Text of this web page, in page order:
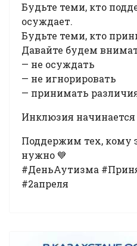
Будьте теми, кто
осуждает.
Будьте теми, кто
Давайте будем
— не осуждать
— не игнорировать
— принимать
Инклюзия начинается
Поддержим тех, кому
нужно 💙
#ДеньАутизма
#2апреля